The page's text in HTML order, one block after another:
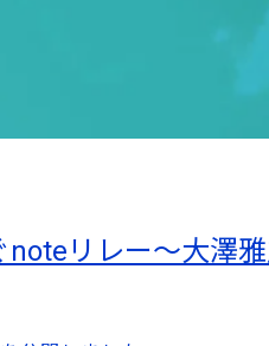
リレー～大澤